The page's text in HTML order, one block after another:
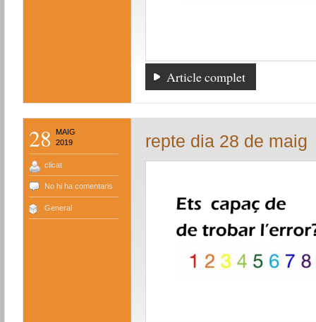
Article complet
28
MAIG
2019
clicat
No hi ha comentaris
General
repte dia 28 de maig